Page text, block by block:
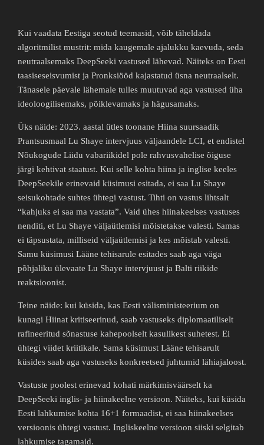
Kui vaadata Eestiga seotud teemasid, võib täheldada
algoritmilist mustrit: mida kaugemale ajalukku kaevuda, seda
neutraalsemaks DeepSeeki vastused lähevad. Näiteks on Eesti
taasiseseisvumist ja Pronksiööd kajastatud üsna neutraalselt.
Tänasele päevale lähemale tulles muutuvad aga vastused üha
ideoloogilisemaks, põiklevamaks ja hägusamaks.
Üks näide: 2023. aastal ütles toonane Hiina suursaadik
Prantsusmaal Lu Shaye intervjuus väljaandele LCI, et endistel
Nõukogude Liidu vabariikidel pole rahvusvahelise õiguse
järgi kehtivat staatust. Kui selle kohta hiina ja inglise keeles
DeepSeekile erinevaid küsimusi esitada, ei saa Lu Shaye
seisukohtade suhtes ühtegi vastust. Tihti on vastus lihtsalt
“kahjuks ei saa ma vastata”. Vaid ühes hiinakeelses vastuses
nenditi, et Lu Shaye väljaütlemisi mõistetakse valesti. Samas
ei täpsustata, milliseid väljaütlemisi ja kes mõistab valesti.
Samu küsimusi Lääne tehisarule esitades saab aga väga
põhjaliku ülevaate Lu Shaye intervjuust ja Balti riikide
reaktsioonist.
Teine näide: kui küsida, kas Eesti välisministeerium on
kunagi Hiinat kritiseerinud, saab vastuseks diplomaatiliselt
rafineeritud sõnastuse kahepoolselt kasulikest suhetest. Ei
ühtegi viidet kriitikale. Sama küsimust Lääne tehisarult
küsides saab aga vastuseks konkreetsed juhtumid lähiajaloost.
Vastuste poolest erinevad kohati märkimisväärselt ka
DeepSeeki inglis- ja hiinakeelne versioon. Näiteks, kui küsida
Eesti lahkumise kohta 16+1 formaadist, ei saa hiinakeelses
versioonis ühtegi vastust. Ingliskeelne versioon siiski selgitab
lahkumise tagamaid.